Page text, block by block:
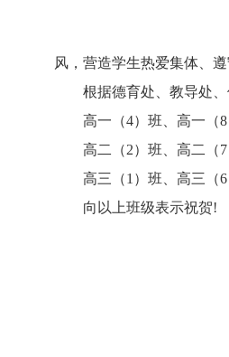
风，营造学生热爱集体、
根据德育处、教导处
高一（4）班、高一（8
高二（2）班、高二（7
高三（1 ）班、高三（6
向以上班级表示祝贺!